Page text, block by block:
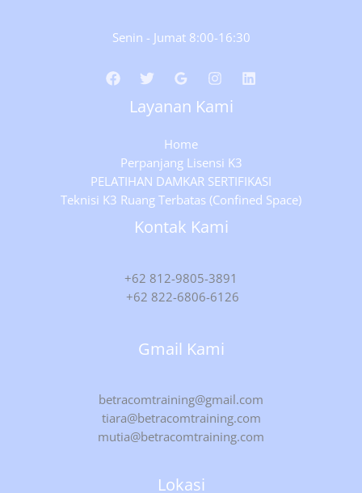
Senin - Jumat 8:00-16:30
Layanan Kami
Home
Perpanjang Lisensi K3
PELATIHAN DAMKAR SERTIFIKASI
Teknisi K3 Ruang Terbatas (Confined Space)
Kontak Kami
+62 812-9805-3891
+62 822-6806-6126
Gmail Kami
betracomtraining@gmail.com
tiara@betracomtraining.com
mutia@betracomtraining.com
Lokasi